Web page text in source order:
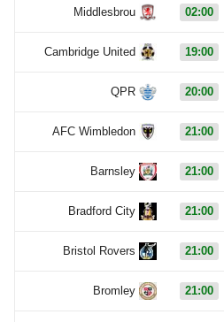
Middlesbrou 02:00
Cambridge United 19:00
QPR 20:00
AFC Wimbledon 21:00
Barnsley 21:00
Bradford City 21:00
Bristol Rovers 21:00
Bromley 21:00